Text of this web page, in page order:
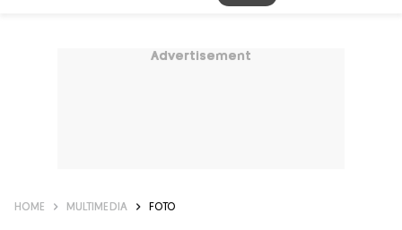
Advertisement
HOME MULTIMEDIA FOTO